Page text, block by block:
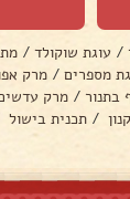
/ עוגת שוקולד /
מספרים / מרק
בתנור / מרק
/ תכנית בישול